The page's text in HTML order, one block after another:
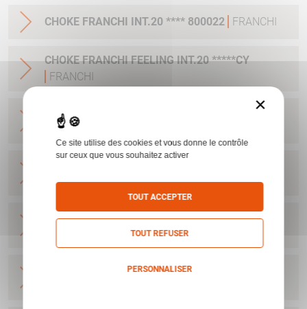
CHOKE FRANCHI INT.20 **** 800022 FRANCHI
CHOKE FRANCHI FEELING INT.20 *****CY
FRANCHI
CHOKE COURT FRANCHI FALC S INT.20 *
FRANCHI
FRANCHI
CHOKE COURT FRANCHI FALC S INT.20 ***
CHOKE COURT FRANCHI FALC S INT.20 CYL
×
Ce site utilise des cookies et vous donne le contrôle
sur ceux que vous souhaitez activer
TOUT ACCEPTER
TOUT REFUSER
PERSONNALISER